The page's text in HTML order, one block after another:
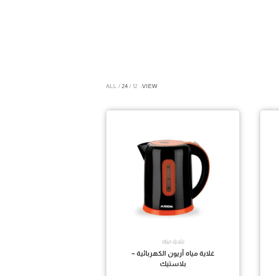
VIEW:
12
24
ALL
غلاية مياه
غلاية مياه آريون الكهربائية –
بلاستيك